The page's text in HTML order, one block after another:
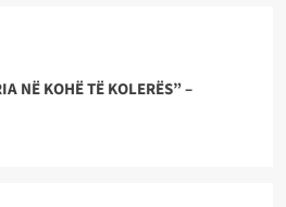
NË KOHË TË KOLERËS” –